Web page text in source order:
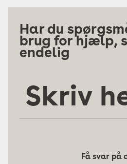
Har du
brug for hjælp,
endelig
her
Få svar på